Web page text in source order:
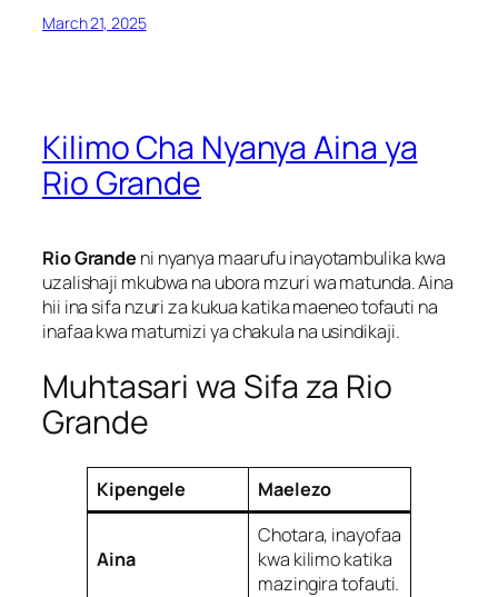
March 21, 2025
Kilimo Cha Nyanya Aina ya
Rio Grande
Rio Grande ni nyanya maarufu inayotambulika kwa
uzalishaji mkubwa na ubora mzuri wa matunda. Aina
hii ina sifa nzuri za kukua katika maeneo tofauti na
inafaa kwa matumizi ya chakula na usindikaji.
Muhtasari wa Sifa za Rio
Grande
Kipengele Maelezo
Aina
Chotara, inayofaa
kwa kilimo katika
mazingira tofauti.